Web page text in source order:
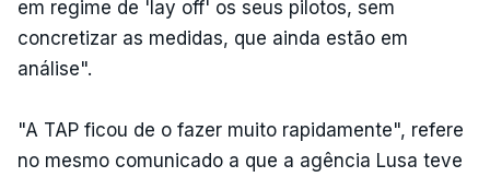
em regime de 'lay off' os seus pilotos, sem
concretizar as medidas, que ainda estão em
análise".
"A TAP ficou de o fazer muito rapidamente", refere
no mesmo comunicado a que a agência Lusa teve